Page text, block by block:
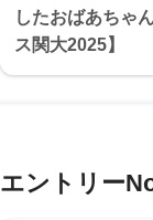
したおばあちゃ
ス関大2025】
エントリー